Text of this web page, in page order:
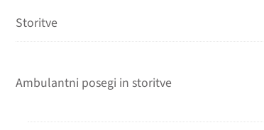
Storitve
Ambulantni posegi in storitve